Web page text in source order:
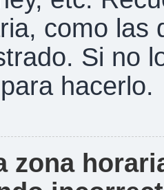
como las
Si no
hacerlo.
zona